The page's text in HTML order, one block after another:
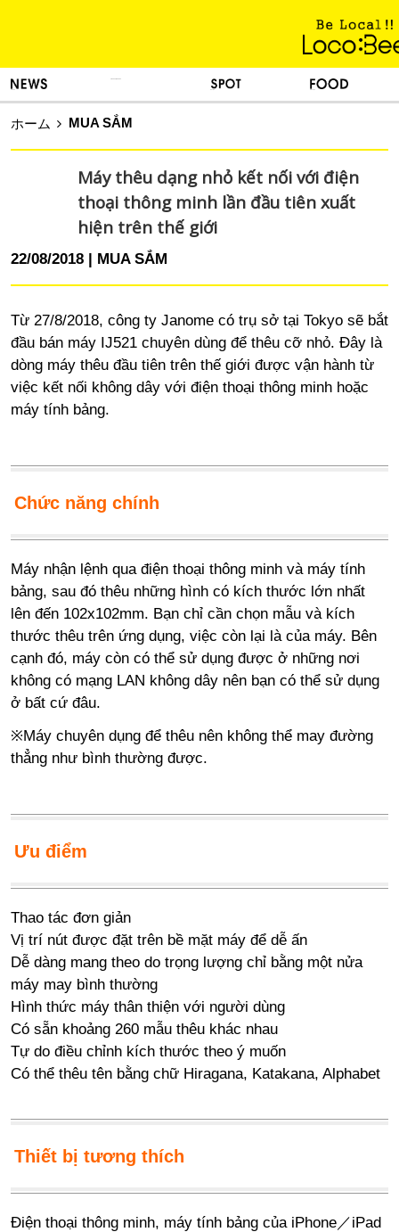
ホーム MUA SẮM
Máy thêu dạng nhỏ kết nối với điện
thoại thông minh lần đầu tiên xuất
hiện trên thế giới
22/08/2018 MUA SẮM
Từ 27/8/2018, công ty Janome có trụ sở tại Tokyo sẽ bắt
đầu bán máy IJ521 chuyên dùng để thêu cỡ nhỏ. Đây là
dòng máy thêu đầu tiên trên thế giới được vận hành từ
việc kết nối không dây với điện thoại thông minh hoặc
máy tính bảng.
Chức năng chính
Máy nhận lệnh qua điện thoại thông minh và máy tính
bảng, sau đó thêu những hình có kích thước lớn nhất
lên đến 102x102mm. Bạn chỉ cần chọn mẫu và kích
thước thêu trên ứng dụng, việc còn lại là của máy. Bên
cạnh đó, máy còn có thể sử dụng được ở những nơi
không có mạng LAN không dây nên bạn có thể sử dụng
ở bất cứ đâu.
※Máy chuyên dụng để thêu nên không thể may đường
thẳng như bình thường được.
Ưu điểm
Thao tác đơn giản
Vị trí nút được đặt trên bề mặt máy để dễ ấn
Dễ dàng mang theo do trọng lượng chỉ bằng một nửa
máy may bình thường
Hình thức máy thân thiện với người dùng
Có sẵn khoảng 260 mẫu thêu khác nhau
Tự do điều chỉnh kích thước theo ý muốn
Có thể thêu tên bằng chữ Hiragana, Katakana, Alphabet
Thiết bị tương thích
Điện thoại thông minh, máy tính bảng của iPhone／iPad